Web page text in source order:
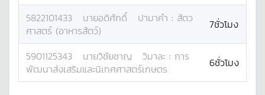
5822101433 นายอดิศักดิ์ ปามาคำ : สัตว
ศาสตร์ (อาหารสัตว์)
7ชั่วโมง
5901125343 นายวิชัยชาญ วิมาละ : การ
พัฒนาส่งเสริมและนิเทศศาสตร์เกษตร
6ชั่วโมง